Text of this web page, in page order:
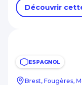
Découvrir
ESPAGNOL
Brest, Fougères,